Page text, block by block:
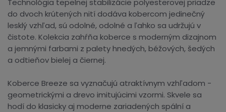
Technológia tepelnej stabilizácie polyesterovej priadze
do dvoch krútených nití dodáva kobercom jedinečný
lesklý vzhľad, sú odolné, odolné a ľahko sa udržujú v
čistote. Kolekcia zahŕňa koberce s moderným dizajnom
a jemnými farbami z palety hnedých, béžových, šedých
a odtieňov bielej a čiernej.
Koberce Breeze sa vyznačujú atraktívnym vzhľadom -
geometrickými a drevo imitujúcimi vzormi. Skvele sa
hodí do klasicky aj moderne zariadených spální a